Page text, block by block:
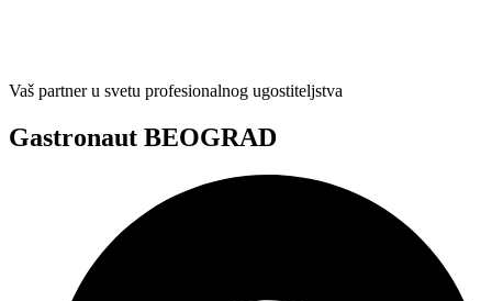
Vaš partner u svetu profesionalnog ugostiteljstva
Gastronaut BEOGRAD